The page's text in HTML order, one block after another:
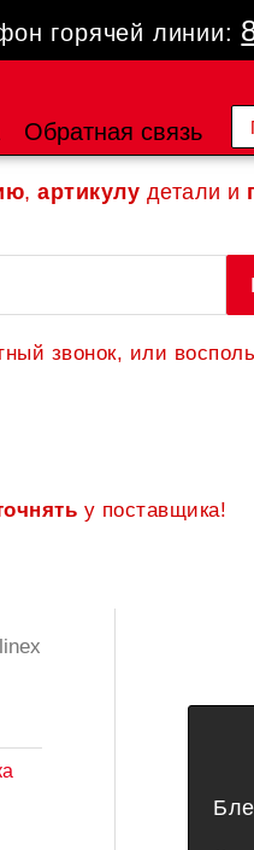
горячей линии:
Обратная связь
, артикулу детали и
звонок, или
у поставщика!